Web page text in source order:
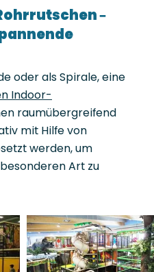
–
oder als Spirale, eine
Indoor-
raumübergreifend
mit Hilfe von
werden, um
Art zu